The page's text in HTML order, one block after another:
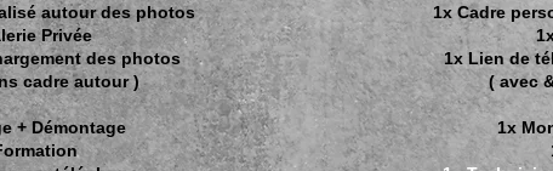
autour des photos
Privée
des photos
cadre autour )
+ Démontage
1x Cadre
1x Lien de
( avec
1x